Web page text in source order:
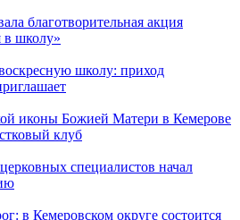
благотворительная акция
в школу»
школу: приход
иконы Божией Матери в Кемерове
клуб
специалистов начал
в Кемеровском округе состоится